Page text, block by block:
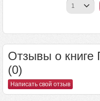
Отзывы о книге
(0)
Написать свой отзыв